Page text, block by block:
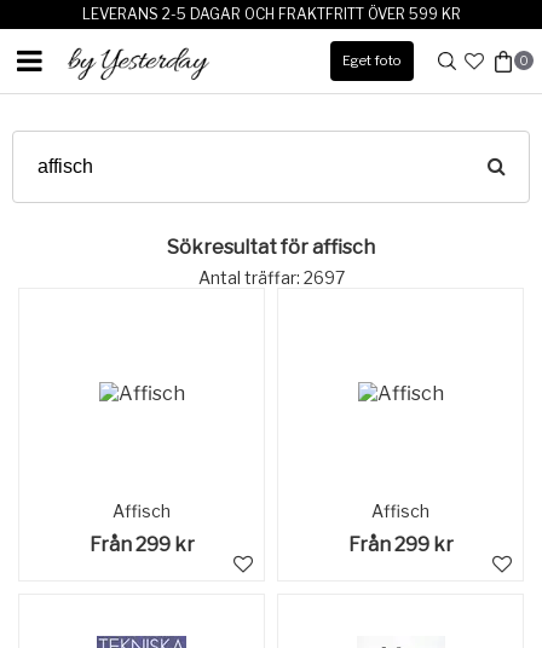
LEVERANS 2-5 DAGAR OCH FRAKTFRITT ÖVER 599 KR
Eget foto 0
Sökresultat för affisch
Antal träffar: 2697
Affisch
Från 299 kr
Affisch
Från 299 kr